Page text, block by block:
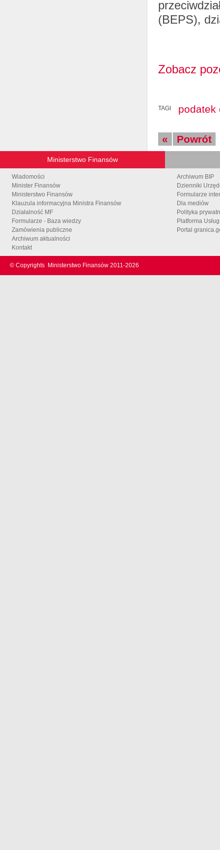
(BEPS),
Zobacz
TAGI podatek
« Powrót
Ministerstwo Finansów
Wiadomości
Minister Finansów
Ministerstwo Finansów
Klauzula informacyjna Ministra Finansów
Działalność MF
Formularze - Baza wiedzy
Zamówienia publiczne
Archiwum aktualności
Kontakt
Archiwum BIP
Dzienniki
Formularze
Dla mediów
Polityka
Platforma
Portal
© Copyrights Ministerstwo Finansów 2011-2026